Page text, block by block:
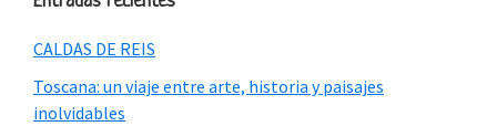
CALDAS DE REIS
Toscana: un viaje entre arte, historia y paisajes
inolvidables